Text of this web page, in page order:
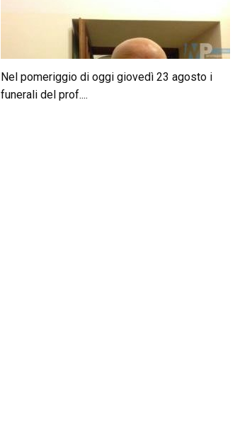
Nel pomeriggio di oggi giovedì 23 agosto i
funerali del prof....